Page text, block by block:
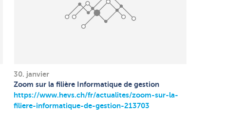
30. janvier
Zoom sur la filière Informatique de gestion
https://www.hevs.ch/fr/actualites/zoom-sur-la-
filiere-informatique-de-gestion-213703